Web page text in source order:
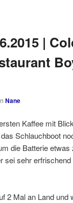
|
Nane
Kaffee mit
Schlauchboot
die Batterie
sei sehr
2 Mal an Land und